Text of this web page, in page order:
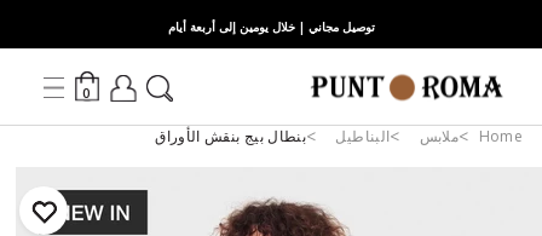
توصيل مجاني | خلال يومين إلى أربعة أيام
0
Home ملابس البناطيل بنطال بيج بنقش الأوراق